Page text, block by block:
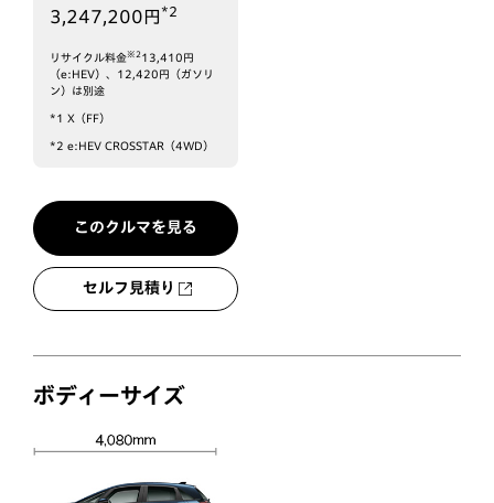
3,247,200円 *2
リサイクル料金※2 13,410円
（e:HEV）、12,420円（ガソリ
ン）は別途
*1 X（FF）
*2 e:HEV CROSSTAR（4WD）
このクルマを見る
セルフ見積り
ボディーサイズ